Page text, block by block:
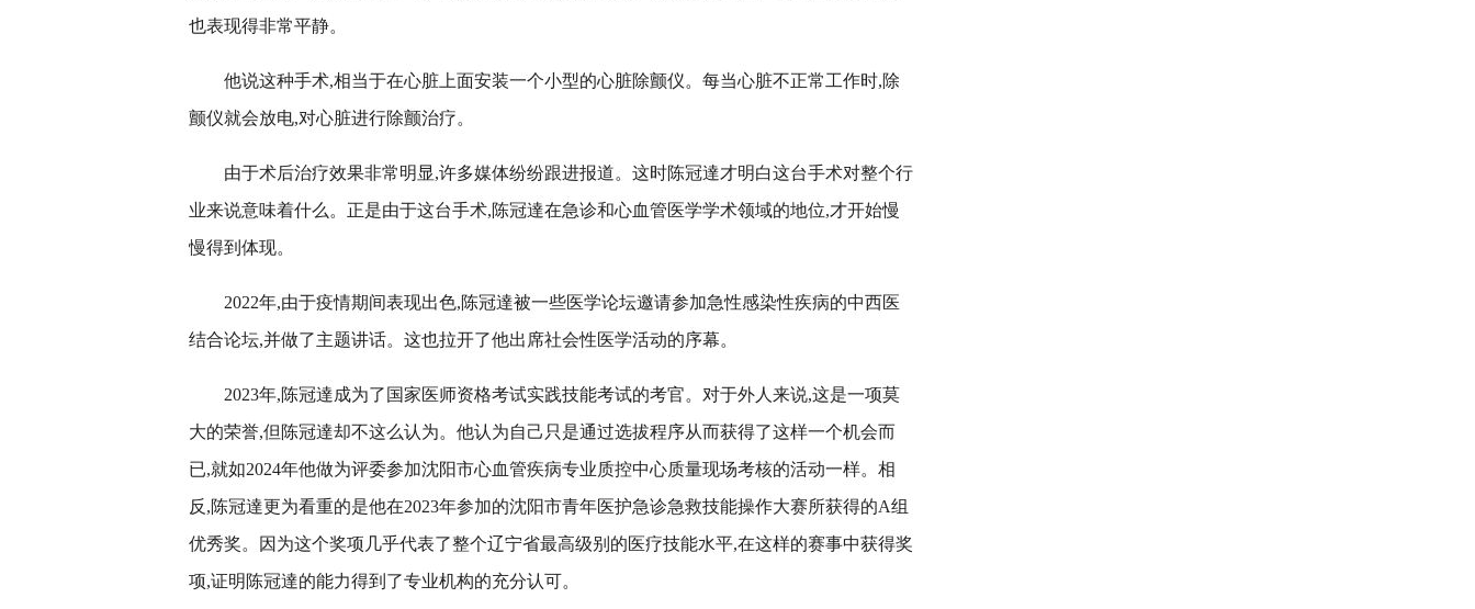
也表现得非常平静。
他说这种手术,相当于在心脏上面安装一个小型的心脏除颤仪。每当心脏不正常工作时,除
颤仪就会放电,对心脏进行除颤治疗。
由于术后治疗效果非常明显,许多媒体纷纷跟进报道。这时陈冠達才明白这台手术对整个行
业来说意味着什么。正是由于这台手术,陈冠達在急诊和心血管医学学术领域的地位,才开始慢
慢得到体现。
2022年,由于疫情期间表现出色,陈冠達被一些医学论坛邀请参加急性感染性疾病的中西医
结合论坛,并做了主题讲话。这也拉开了他出席社会性医学活动的序幕。
2023年,陈冠達成为了国家医师资格考试实践技能考试的考官。对于外人来说,这是一项莫
大的荣誉,但陈冠達却不这么认为。他认为自己只是通过选拔程序从而获得了这样一个机会而
已,就如2024年他做为评委参加沈阳市心血管疾病专业质控中心质量现场考核的活动一样。相
反,陈冠達更为看重的是他在2023年参加的沈阳市青年医护急诊急救技能操作大赛所获得的A组
优秀奖。因为这个奖项几乎代表了整个辽宁省最高级别的医疗技能水平,在这样的赛事中获得奖
项,证明陈冠達的能力得到了专业机构的充分认可。